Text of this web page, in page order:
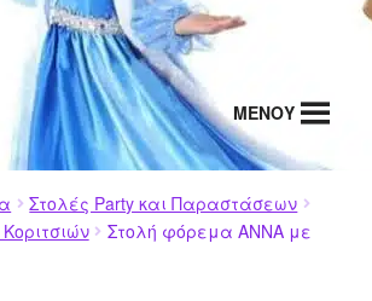
MENΟΥ
Στολές Party και Παραστάσεων
Στολή φόρεμα ΑΝΝΑ με